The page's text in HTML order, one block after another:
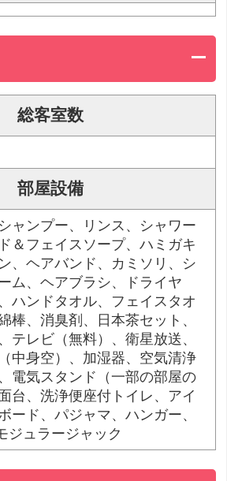
総客室数
部屋設備
ャンプー、リンス、シャワー
＆フェイスソープ、ハミガキ
、ヘアバンド、カミソリ、シ
ム、ヘアブラシ、ドライヤ
ハンドタオル、フェイスタオ
棒、消臭剤、日本茶セット、
テレビ（無料）、衛星放送、
中身空）、加湿器、空気清浄
電気スタンド（一部の部屋の
台、洗浄便座付トイレ、アイ
ード、パジャマ、ハンガー、
ジュラージャック